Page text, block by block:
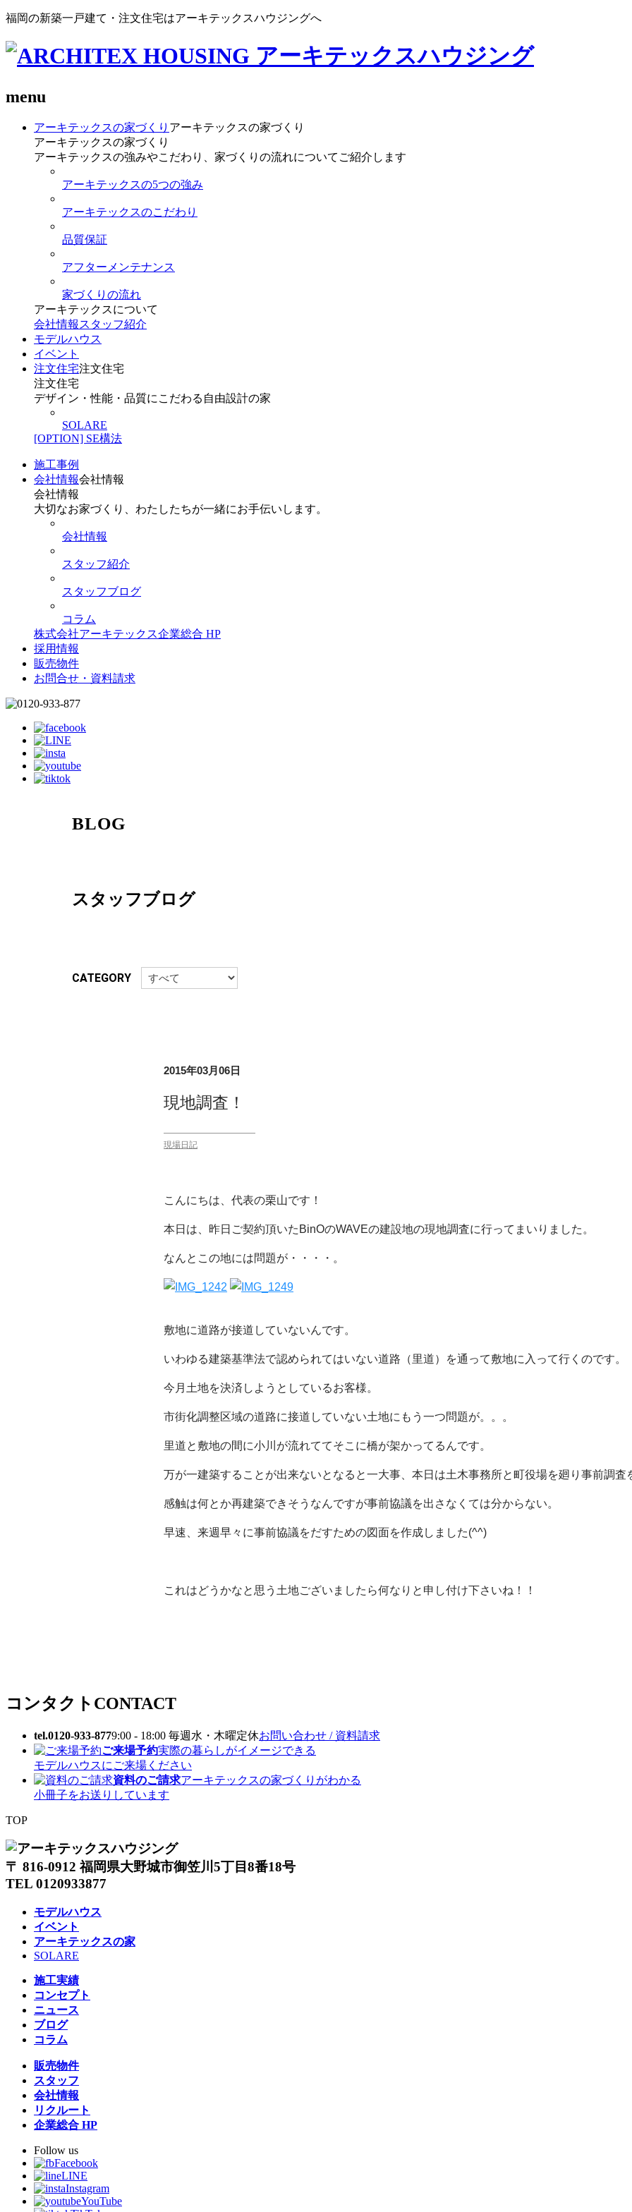
福岡の新築一戸建て・注文住宅はアーキテックスハウジングへ
menu
アーキテックスの家づくり アーキテックスの家づくり
アーキテックスの家づくり
アーキテックスの強みやこだわり、家づくりの流れについてご紹介します
アーキテックスの5つの強み
アーキテックスのこだわり
品質保証
アフターメンテナンス
家づくりの流れ
アーキテックスについて
会社情報 スタッフ紹介
モデルハウス
イベント
注文住宅注文住宅
注文住宅
デザイン・性能・品質にこだわる自由設計の家
SOLARE
[OPTION] SE構法
施工事例
会社情報会社情報
会社情報
大切なお家づくり、わたしたちが一緒にお手伝いします。
会社情報
スタッフ紹介
スタッフブログ
コラム
株式会社アーキテックス企業総合 HP
採用情報
販売物件
お問合せ・資料請求
BLOG
スタッフブログ
CATEGORY
2015年03月06日
現地調査！
現場日記
こんにちは、代表の栗山です！
本日は、昨日ご契約頂いたBinOのWAVEの建設地の現地調査に行ってまいりました。
なんとこの地には問題が・・・・。
敷地に道路が接道していないんです。
いわゆる建築基準法で認められてはいない道路（里道）を通って敷地に入って行くのです。
今月土地を決済しようとしているお客様。
市街化調整区域の道路に接道していない土地にもう一つ問題が。。。
里道と敷地の間に小川が流れててそこに橋が架かってるんです。
万が一建築することが出来ないとなると一大事、本日は土木事務所と町役場を廻り事前調査
感触は何とか再建築できそうなんですが事前協議を出さなくては分からない。
早速、来週早々に事前協議をだすための図面を作成しました(^^)
これはどうかなと思う土地ございましたら何なりと申し付け下さいね！！
コンタクト CONTACT
tel.0120-933-8779:00 - 18:00 毎週水・木曜定休お問い合わせ / 資料請求
ご来場予約実際の暮らしがイメージできる
モデルハウスにご来場ください
資料のご請求アーキテックスの家づくりがわかる
小冊子をお送りしています
TOP
〒 816-0912 福岡県大野城市御笠川5丁目8番18号
TEL 0120933877
モデルハウス
イベント
アーキテックスの家
SOLARE
施工実績
コンセプト
ニュース
ブログ
コラム
販売物件
スタッフ
会社情報
リクルート
企業総合 HP
Follow us
Facebook
LINE
Instagram
YouTube